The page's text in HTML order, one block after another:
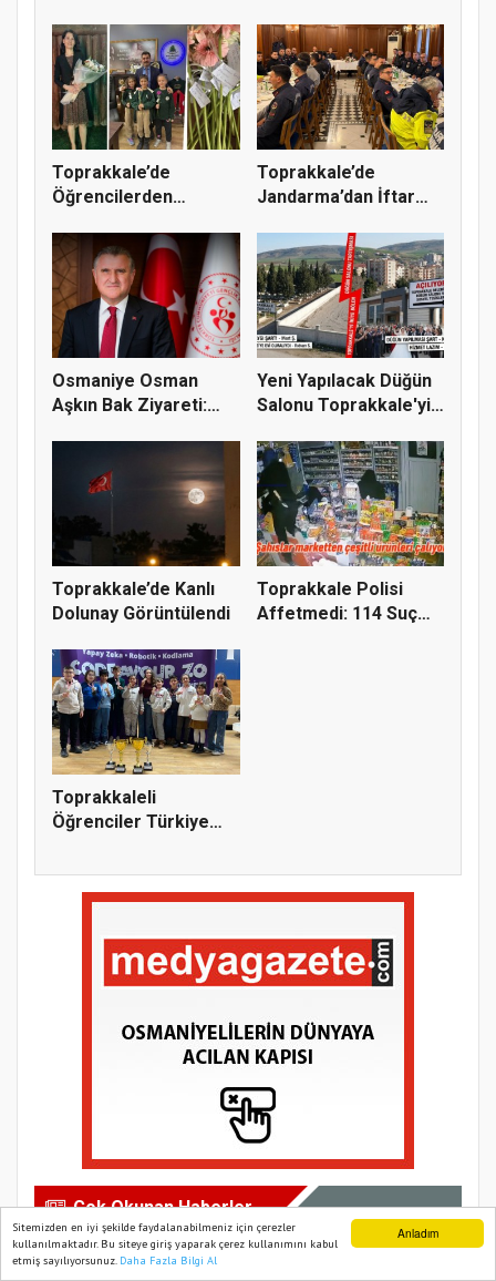
Anladım
Sitemizden en iyi şekilde faydalanabilmeniz için çerezler
kullanılmaktadır. Bu siteye giriş yaparak çerez kullanımını kabul
etmiş sayılıyorsunuz. Daha Fazla Bilgi Al
Toprakkale’de
Öğrencilerden
Toprakkale’de
Jandarma’dan İftar
Osmaniye Osman
Aşkın Bak Ziyareti:
Yeni Yapılacak Düğün
Salonu Toprakkale'yi
Toprakkale’de Kanlı
Dolunay Görüntülendi
Toprakkale Polisi
Affetmedi: 114 Suç
Toprakkaleli
Öğrenciler Türkiye
Çok Okunan Haberler
Ana Sayfa Web TV